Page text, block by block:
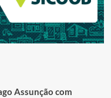
Assunção com